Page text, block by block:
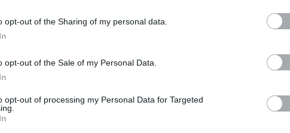
opt-out of the Sharing of my personal data.
opt-out of the Sale of my Personal Data.
opt-out of processing my Personal Data for Targeted
přijde i Oblak